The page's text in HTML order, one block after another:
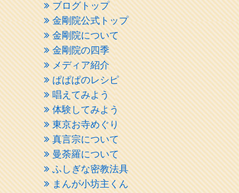
ブログトップ
金剛院公式トップ
金剛院について
金剛院の四季
メディア紹介
ぱぱぱのレシピ
唱えてみよう
体験してみよう
東京お寺めぐり
真言宗について
曼荼羅について
ふしぎな密教法具
まんが小坊主くん